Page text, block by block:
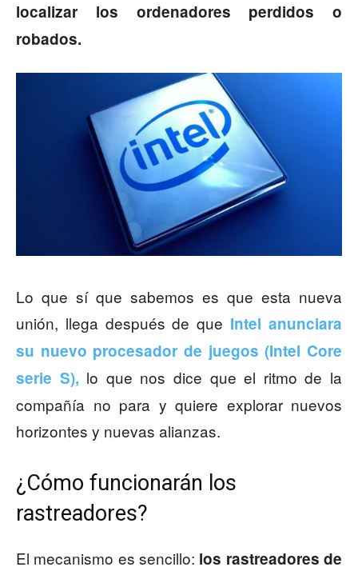
localizar los ordenadores perdidos o
robados.
Lo que sí que sabemos es que esta nueva
unión, llega después de que Intel anunciara
su nuevo procesador de juegos (Intel Core
serie S), lo que nos dice que el ritmo de la
compañía no para y quiere explorar nuevos
horizontes y nuevas alianzas.
¿Cómo funcionarán los
rastreadores?
El mecanismo es sencillo: los rastreadores de